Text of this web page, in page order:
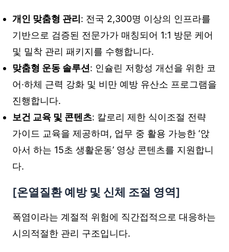
개인 맞춤형 관리: 전국 2,300명 이상의 인프라를
기반으로 검증된 전문가가 매칭되어 1:1 방문 케어
및 밀착 관리 패키지를 수행합니다.
맞춤형 운동 솔루션: 인슐린 저항성 개선을 위한 코
어·하체 근력 강화 및 비만 예방 유산소 프로그램을
진행합니다.
보건 교육 및 콘텐츠: 칼로리 제한 식이조절 전략
가이드 교육을 제공하며, 업무 중 활용 가능한 ‘앉
아서 하는 15초 생활운동’ 영상 콘텐츠를 지원합니
다.
[온열질환 예방 및 신체 조절 영역]
폭염이라는 계절적 위험에 직간접적으로 대응하는
시의적절한 관리 구조입니다.